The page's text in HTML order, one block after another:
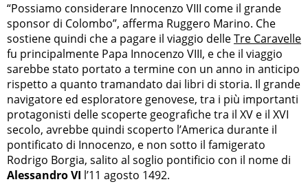
“Possiamo considerare Innocenzo VIII come il grande
sponsor di Colombo”, afferma Ruggero Marino. Che
sostiene quindi che a pagare il viaggio delleTre Caravelle
fu principalmente Papa Innocenzo VIII, e che il viaggio
sarebbe stato portato a termine con un anno in anticipo
rispetto a quanto tramandato dai libri di storia. Il grande
navigatore ed esploratore genovese, tra i più importanti
protagonisti delle scoperte geografiche tra il XV e il XVI
secolo, avrebbe quindi scoperto l’America durante il
pontificato di Innocenzo, e non sotto il famigerato
Rodrigo Borgia, salito al soglio pontificio con il nome di
Alessandro VI l’11 agosto 1492.